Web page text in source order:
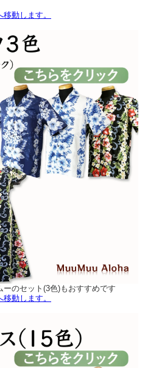
動します。
のセット(3色)もおすすめです
動します。